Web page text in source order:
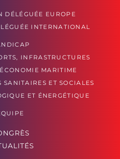
DÉLÉGUÉE EUROPE
INTERNATIONAL
INFRASTRUCTURES
MARITIME
SANITAIRES ET SOCIALES
ET ÉNERGÉTIQUE